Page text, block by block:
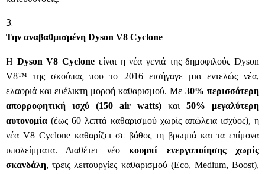
Την αναβαθμισμένη Dyson V8 Cyclone
Η Dyson V8 Cyclone είναι η νέα γενιά της δημοφιλούς Dyson
V8™ της σκούπας που το 2016 εισήγαγε μια εντελώς νέα,
ελαφριά και ευέλικτη μορφή καθαρισμού. Με 30% περισσότερη
απορροφητική ισχύ (150 air watts) και 50% μεγαλύτερη
αυτονομία (έως 60 λεπτά καθαρισμού χωρίς απώλεια ισχύος), η
νέα V8 Cyclone καθαρίζει σε βάθος τη βρωμιά και τα επίμονα
υπολείμματα. Διαθέτει νέοκουμπί ενεργοποίησης χωρίς
σκανδάλη, τρεις λειτουργίες καθαρισμού (Eco, Medium, Boost),